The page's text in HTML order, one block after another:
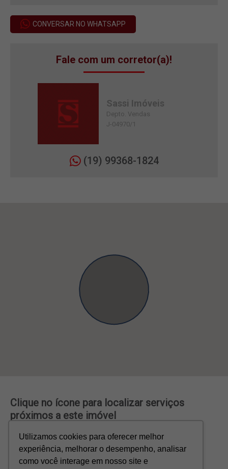
CONVERSAR NO WHATSAPP
Fale com um corretor(a)!
Sassi Imóveis
Depto. Vendas
J-04970/1
(19) 99368-1824